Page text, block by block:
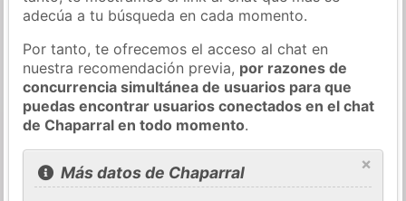
adecúa a tu búsqueda en cada momento.
Por tanto, te ofrecemos el acceso al chat en
nuestra recomendación previa, por razones de
concurrencia simultánea de usuarios para que
puedas encontrar usuarios conectados en el chat
de Chaparral en todo momento.
×
Más datos de Chaparral